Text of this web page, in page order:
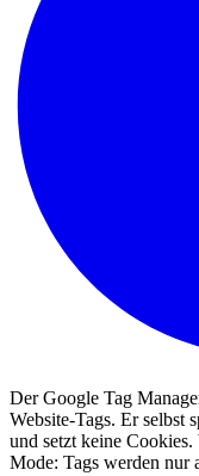
Der Google Tag
Website-Tags. Er selbst
und setzt keine
Mode: Tags werden nur